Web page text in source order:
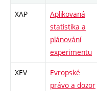
XAP
Aplikovaná
statistika a
plánování
experimentu
XEV
Evropské
právo a dozor